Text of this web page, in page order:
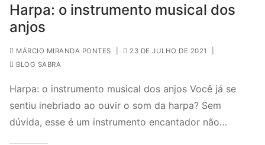
Harpa: o instrumento musical dos
anjos
MÁRCIO MIRANDA PONTES 23 DE JULHO DE 2021
BLOG SABRA
Harpa: o instrumento musical dos anjos Você já se
sentiu inebriado ao ouvir o som da harpa? Sem
dúvida, esse é um instrumento encantador não…